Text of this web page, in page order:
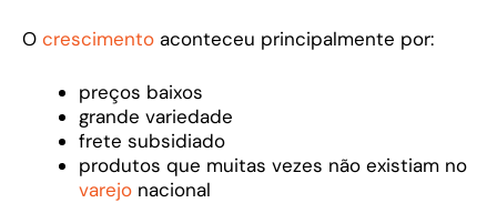
O crescimento aconteceu principalmente por:
preços baixos
grande variedade
frete subsidiado
produtos que muitas vezes não existiam no
varejo nacional